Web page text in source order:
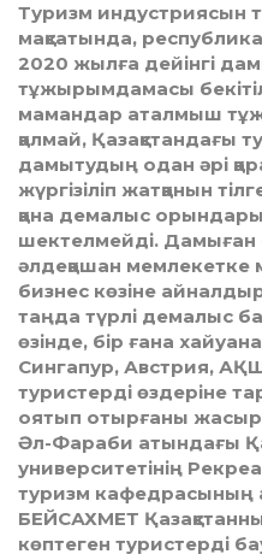
Туризм индустриясын
мақсатында,
2020 жылға дейінгі
тұжырымдамасы
мамандар аталмыш
қалмай, Қазақстандағы
дамытудың одан әрі
жүргізіліп жатқанын
қана демалыс
шектелмейді.
әлдеқашан мемлекетке
бизнес көзіне
таңда түрлі демалыс
өзінде, бір ғана
Сингапур, Австрия,
туристерді өздеріне
оятып отырғаны
Әл-Фараби атындағы
университетінің
туризм кафедрасының
БЕЙСАХМЕТ
көптеген туристерді